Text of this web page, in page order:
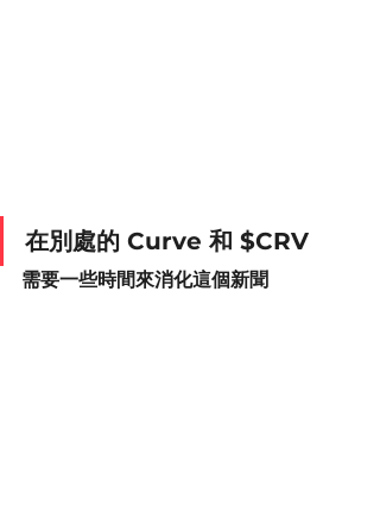
在別處的 Curve 和 $CRV
需要一些時間來消化這個新聞